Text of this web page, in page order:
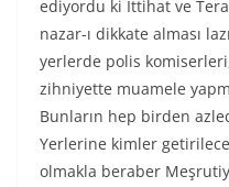
ediyordu ki İttihat ve
nazar-ı dikkate alması
yerlerde polis
zihniyette muamele
Bunların hep birden
Yerlerine kimler
olmakla beraber